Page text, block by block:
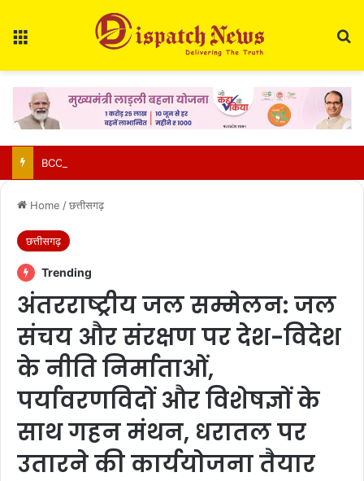
Home /छत्तीसगढ़
छत्तीसगढ़
Trending
अंतरराष्ट्रीय जल सम्मेलन: जल
संचय और संरक्षण पर देश-विदेश
के नीति निर्माताओं,
पर्यावरणविदों और विशेषज्ञों के
साथ गहन मंथन, धरातल पर
उतारने की कार्ययोजना तैयार